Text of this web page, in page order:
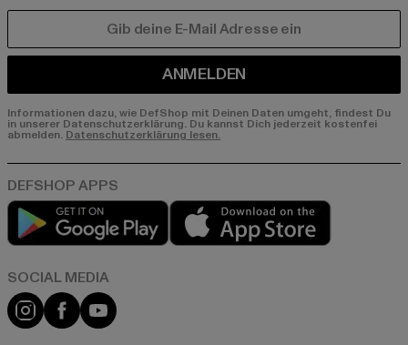
ANMELDEN
Informationen dazu, wie DefShop mit Deinen Daten umgeht, findest Du
in unserer Datenschutzerklärung. Du kannst Dich jederzeit kostenfei
abmelden. Datenschutzerklärung lesen.
Play market
Instagram
FacebookYouTube